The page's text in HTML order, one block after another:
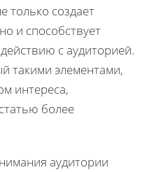
только создает
и способствует
с аудиторией.
такими элементами,
интереса,
более
аудитории